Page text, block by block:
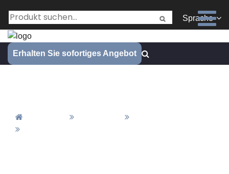
Sprache
Erhalten Sie sofortiges Angebot